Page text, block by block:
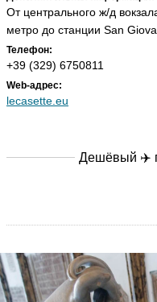
От центрального ж/д
метро до станции San
Телефон:
+39 (329) 6750811
Web-адрес:
lecasette.eu
Дешёвый ✈️